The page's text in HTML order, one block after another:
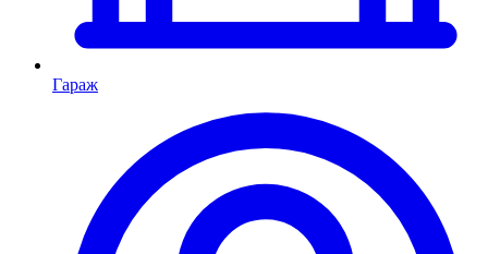
Гараж